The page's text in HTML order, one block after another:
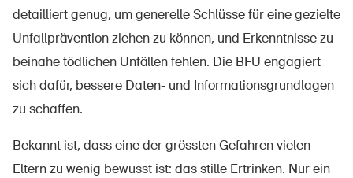
DE EN
detailliert genug, um generelle Schlüsse für eine gezielte
Unfallprävention ziehen zu können, und Erkenntnisse zu
beinahe tödlichen Unfällen fehlen. Die BFU engagiert
sich dafür, bessere Daten- und Informationsgrundlagen
zu schaffen.
Bekannt ist, dass eine der grössten Gefahren vielen
Eltern zu wenig bewusst ist: das stille Ertrinken. Nur ein